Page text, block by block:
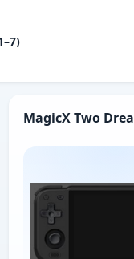
MagicX Two